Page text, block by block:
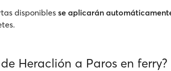
disponiblesse aplicarán
Heraclión a Paros en ferry?